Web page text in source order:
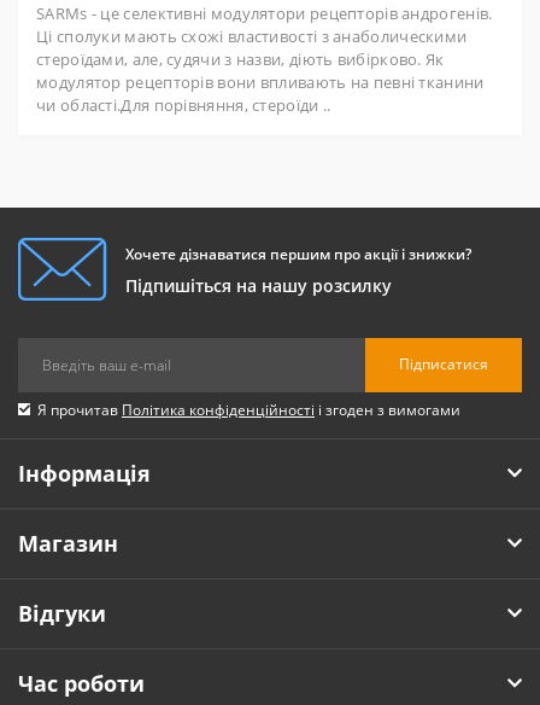
SARMs - це селективні модулятори рецепторів андрогенів.
Ці сполуки мають схожі властивості з анаболическими
стероїдами, але, судячи з назви, діють вибірково. Як
модулятор рецепторів вони впливають на певні тканини
чи області.Для порівняння, стероїди ..
Хочете дізнаватися першим про акції і знижки?
Підпишіться на нашу розсилку
Підписатися
Я прочитав Політика конфіденційності і згоден з вимогами
Інформація
Магазин
Відгуки
Час роботи